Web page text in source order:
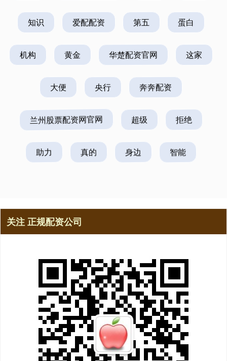
知识 爱配配资 第五 蛋白
机构 黄金 华楚配资官网 这家
大便 央行 奔奔配资
兰州股票配资网官网 超级 拒绝
助力 真的 身边 智能
关注 正规配资公司